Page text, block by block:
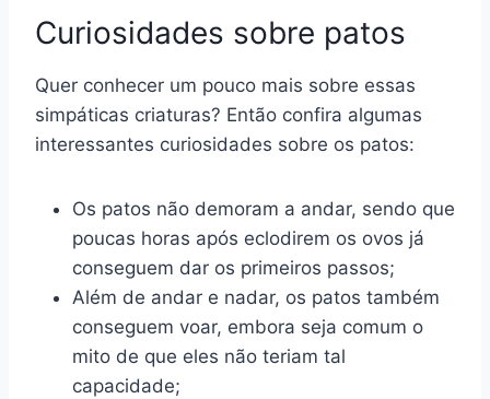
Curiosidades sobre patos
Quer conhecer um pouco mais sobre essas
simpáticas criaturas? Então confira algumas
interessantes curiosidades sobre os patos:
Os patos não demoram a andar, sendo que
poucas horas após eclodirem os ovos já
conseguem dar os primeiros passos;
Além de andar e nadar, os patos também
conseguem voar, embora seja comum o
mito de que eles não teriam tal
capacidade;